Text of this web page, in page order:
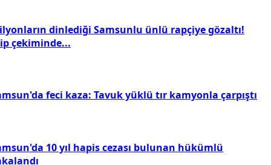
dinlediği Samsunlu ünlü rapçiye gözaltı!
çekiminde...
feci kaza: Tavuk yüklü tır kamyonla çarpıştı
10 yıl hapis cezası bulunan hükümlü